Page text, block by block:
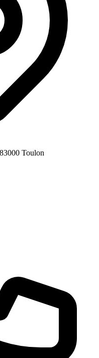
Toulon